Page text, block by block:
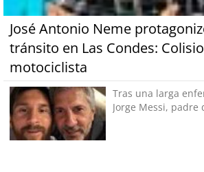
José Antonio Neme
tránsito en Las Condes:
motociclista
Tras una larga
Jorge Messi,